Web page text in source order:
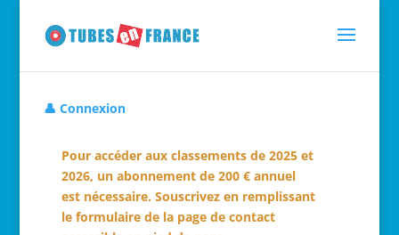
👤 Connexion
Pour accéder aux classements de 2025 et
2026, un abonnement de 200 € annuel
est nécessaire. Souscrivez en remplissant
le formulaire de la page de contact